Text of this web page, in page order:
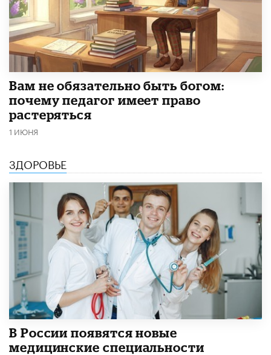
​Вам не обязательно быть богом:
почему педагог имеет право
растеряться
1 ИЮНЯ
ЗДОРОВЬЕ
В России появятся новые
медицинские специальности